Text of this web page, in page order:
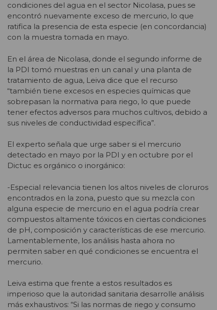
condiciones del agua en el sector Nicolasa, pues se
encontró nuevamente exceso de mercurio, lo que
ratifica la presencia de esta especie (en concordancia)
con la muestra tomada en mayo.
En el área de Nicolasa, donde el segundo informe de
la PDI tomó muestras en un canal y una planta de
tratamiento de agua, Leiva dice que el recurso
“también tiene excesos en especies químicas que
sobrepasan la normativa para riego, lo que puede
tener efectos adversos para muchos cultivos, debido a
sus niveles de conductividad específica”.
El experto señala que urge saber si el mercurio
detectado en mayo por la PDI y en octubre por el
Dictuc es orgánico o inorgánico:
-Especial relevancia tienen los altos niveles de cloruros
encontrados en la zona, puesto que su mezcla con
alguna especie de mercurio en el agua podría crear
compuestos altamente tóxicos en ciertas condiciones
de pH, composición y características de ese mercurio.
Lamentablemente, los análisis hasta ahora no
permiten saber en qué condiciones se encuentra el
mercurio.
Leiva estima que frente a estos resultados es
imperioso que la autoridad sanitaria desarrolle análisis
más exhaustivos: “Si las normas de riego y consumo